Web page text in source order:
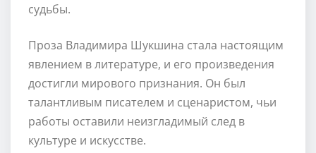
судьбы.
Проза Владимира Шукшина стала настоящим
явлением в литературе, и его произведения
достигли мирового признания. Он был
талантливым писателем и сценаристом, чьи
работы оставили неизгладимый след в
культуре и искусстве.